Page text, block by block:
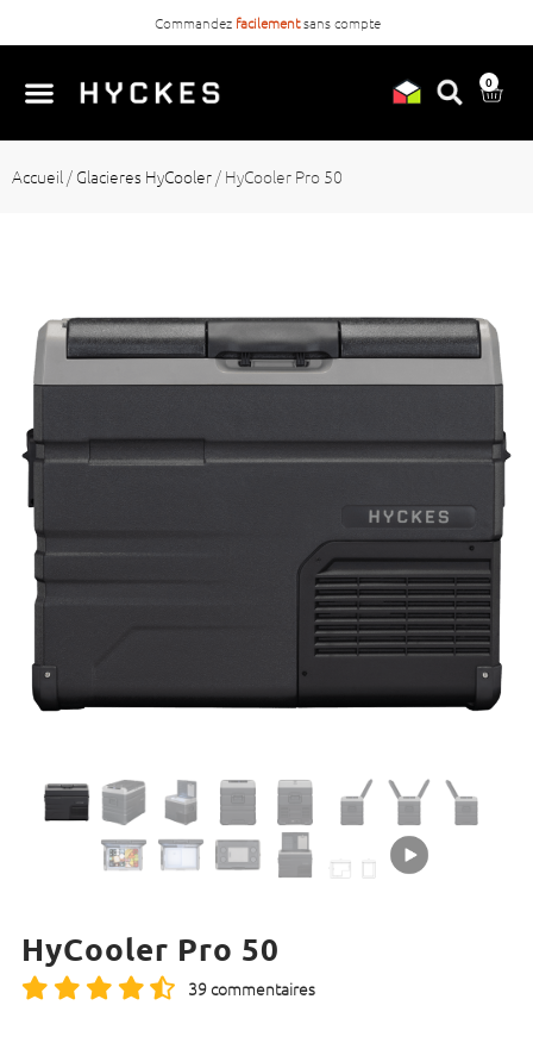
Commandez facilementsans compte
0
Accueil / Glacieres HyCooler / HyCooler Pro 50
HyCooler Pro 50
39 commentaires